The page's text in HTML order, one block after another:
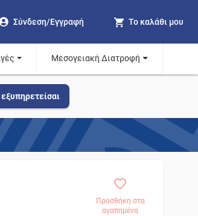
Σύνδεση/Εγγραφή Το καλάθι μου
Μεσογειακή Διατροφή
Προσθήκη στα
αγαπημένα